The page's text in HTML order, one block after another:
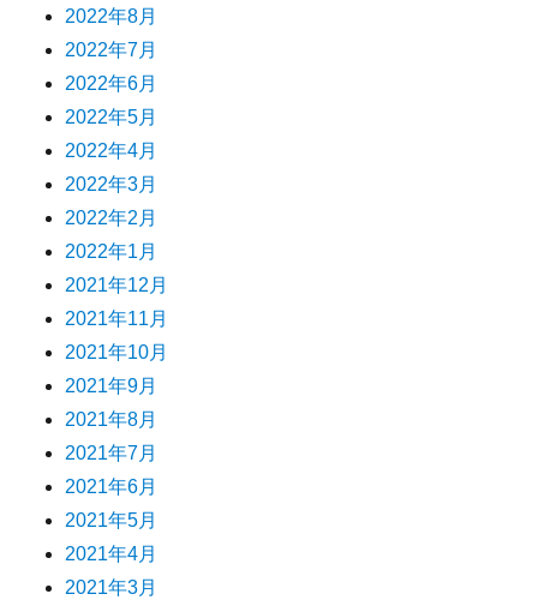
2022年8月
2022年7月
2022年6月
2022年5月
2022年4月
2022年3月
2022年2月
2022年1月
2021年12月
2021年11月
2021年10月
2021年9月
2021年8月
2021年7月
2021年6月
2021年5月
2021年4月
2021年3月